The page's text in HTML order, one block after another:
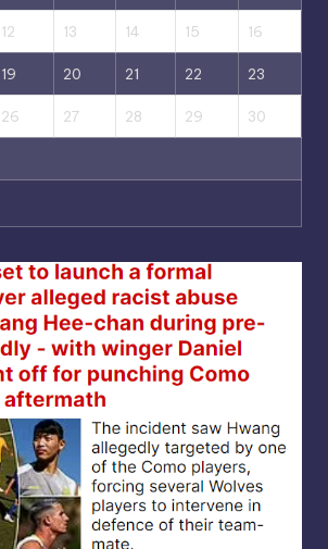
12 13 14 15 16
19 20 21 22 23
26 27 28 29 30